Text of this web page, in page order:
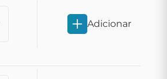
Adicionar